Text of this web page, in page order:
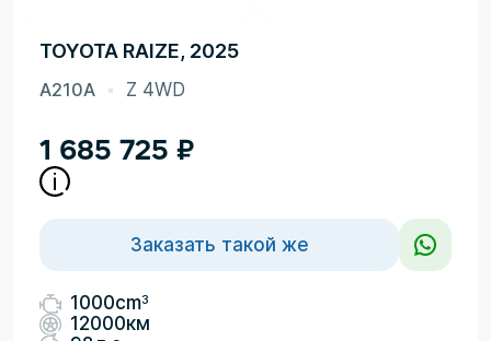
TOYOTA RAIZE, 2025
A210A Z 4WD
1 685 725 ₽
Заказать такой же
1000cm3
12000км